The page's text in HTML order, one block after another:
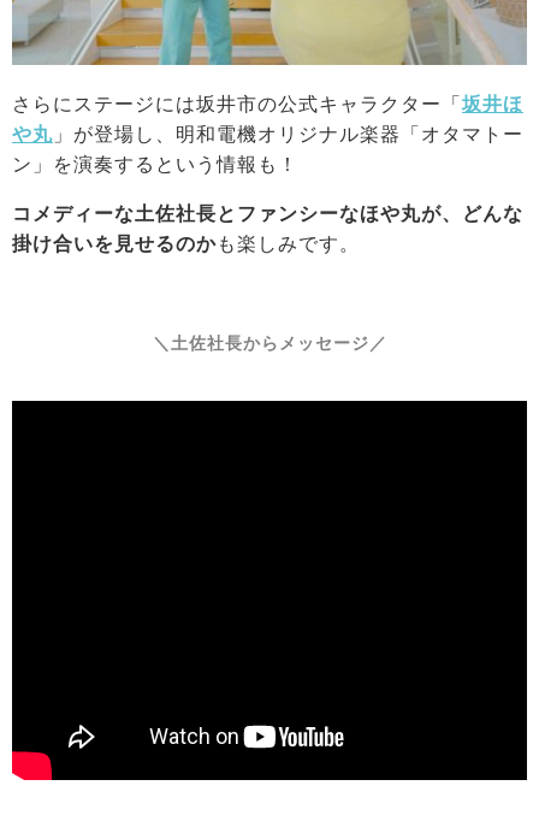
さらにステージには坂井市の公式キャラクター「 坂井ほ
や丸 」が登場し、明和電機オリジナル楽器「オタマトー
ン」を演奏するという情報も！
コメディーな土佐社長とファンシーなほや丸が、どんな
掛け合いを見せるのかも楽しみです。
＼土佐社長からメッセージ／